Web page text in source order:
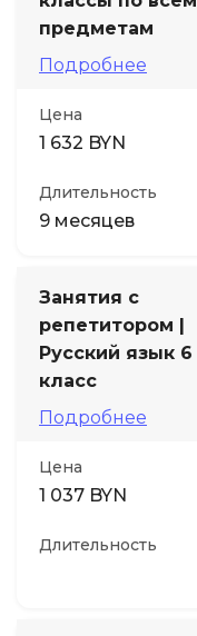
предметам
Подробнее
Цена
1 632 BYN
Длительность
9 месяцев
Занятия с
репетитором |
Русский язык 6
класс
Подробнее
Цена
1 037 BYN
Длительность